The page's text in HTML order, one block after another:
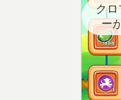
クロ
ー
こ